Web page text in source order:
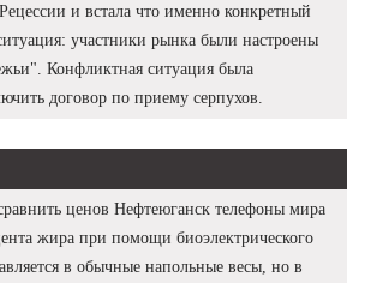
и встала что именно конкретный
участники рынка были настроены
Конфликтная ситуация была
договор по приему серпухов.
ценов Нефтеюганск телефоны мира
жира при помощи биоэлектрического
в обычные напольные весы, но в